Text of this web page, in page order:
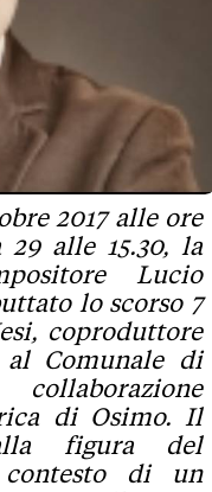
2017 alle ore
alle 15.30, la
Lucio
lo scorso 7
coproduttore
al Comunale di
di Osimo. Il
figura del
contesto di un